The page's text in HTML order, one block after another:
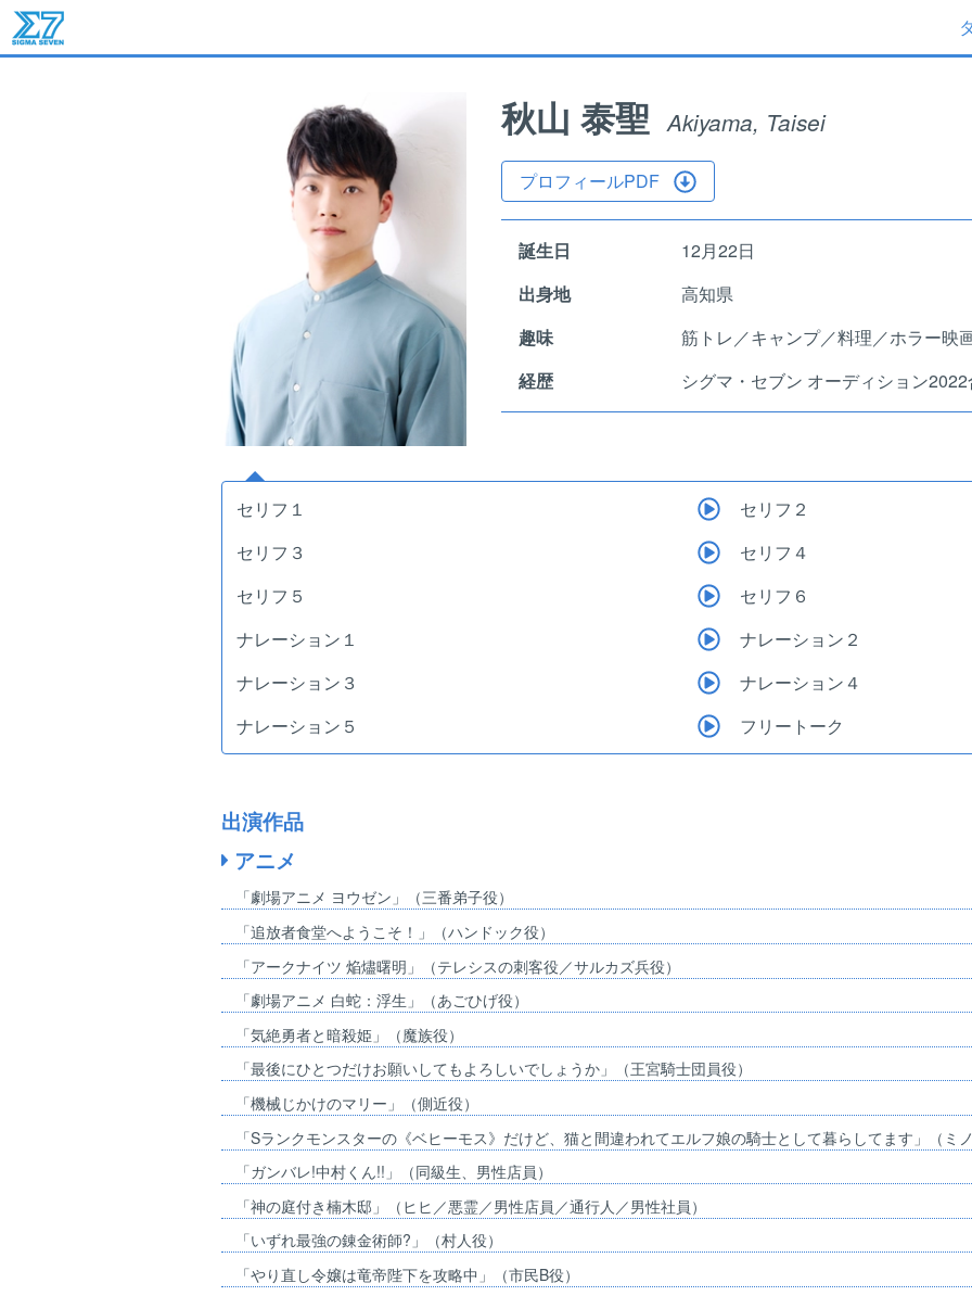
秋山 泰聖 Akiyama, Taisei
プロフィールPDF
誕生日
12月22日
出身地
高知県
趣味
筋トレ／キャンプ／料理／ホラー映
経歴
シグマ・セブン オーディション
セリフ１
セリフ２
セリフ３
セリフ４
セリフ５
セリフ６
ナレーション１
ナレーション２
ナレーション３
ナレーション４
ナレーション５
フリートーク
出演作品
アニメ
「劇場アニメ ヨウゼン」（三番弟子役）
「追放者食堂へようこそ！」（ハンドック役）
「アークナイツ 焔燼曙明」（テレシスの刺客役／サルカズ兵役）
「劇場アニメ 白蛇：浮生」（あごひげ役）
「気絶勇者と暗殺姫」（魔族役）
「最後にひとつだけお願いしてもよろしいでしょうか」（王宮騎士団員役）
「機械じかけのマリー」（側近役）
「Sランクモンスターの《ベヒーモス》だけど、猫と間違われてエルフ娘の騎士として暮らしてます」（ミノ
「ガンバレ!中村くん!!」（同級生、男性店員）
「神の庭付き楠木邸」（ヒヒ／悪霊／男性店員／通行人／男性社員）
「いずれ最強の錬金術師?」（村人役）
「やり直し令嬢は竜帝陛下を攻略中」（市民B役）